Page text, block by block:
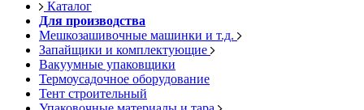
Каталог
Для производства
Мешкозашивочные машинки и т.д.
Запайщики и комплектующие
Вакуумные упаковщики
Термоусадочное оборудование
Тент строительный